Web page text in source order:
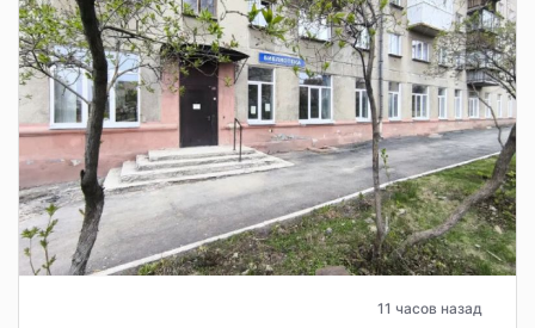
11 часов назад